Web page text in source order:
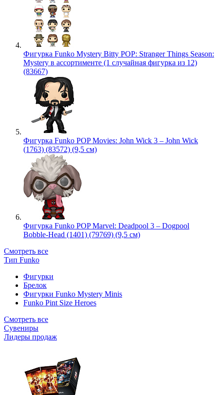
Фигурка Funko Mystery Bitty POP: Stranger Things Season:
Mystery в ассортименте (1 случайная фигурка из 12)
(83667)
Фигурка Funko POP Movies: John Wick 3 – John Wick
(1763) (83572) (9,5 см)
Фигурка Funko POP Marvel: Deadpool 3 – Dogpool
Bobble-Head (1401) (79769) (9,5 см)
Смотреть все
Тип Funko
Фигурки
Брелок
Фигурки Funko Mystery Minis
Funko Pint Size Heroes
Смотреть все
Сувениры
Лидеры продаж